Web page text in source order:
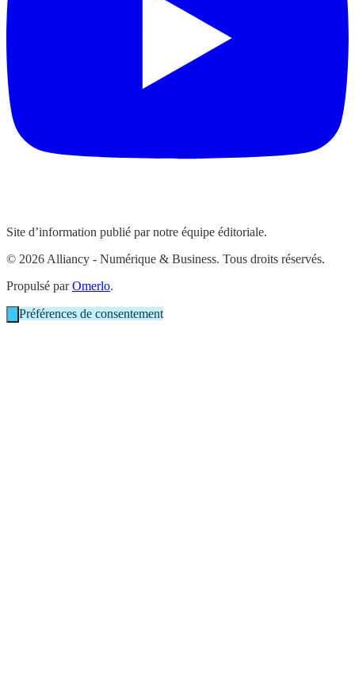
Site d’information publié par notre équipe éditoriale.
© 2026 Alliancy - Numérique & Business. Tous droits réservés.
Propulsé parOmerlo.
Préférences de consentement